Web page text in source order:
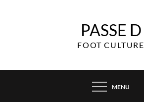
PASSE D
FOOT CULTURE
MENU